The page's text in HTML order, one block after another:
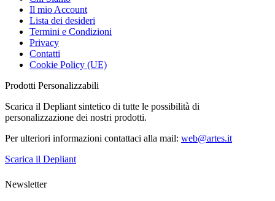
Il mio Account
Lista dei desideri
Termini e Condizioni
Privacy
Contatti
Cookie Policy (UE)
Prodotti Personalizzabili
Scarica il Depliant sintetico di tutte le possibilità di
personalizzazione dei nostri prodotti.
Per ulteriori informazioni contattaci alla mail: web@artes.it
Scarica il Depliant
Newsletter